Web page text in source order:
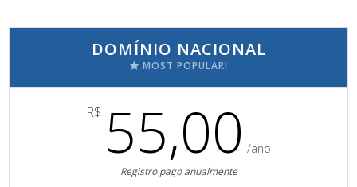
DOMÍNIO NACIONAL
MOST POPULAR!
R$ 55,00 /ano
Registro pago anualmente